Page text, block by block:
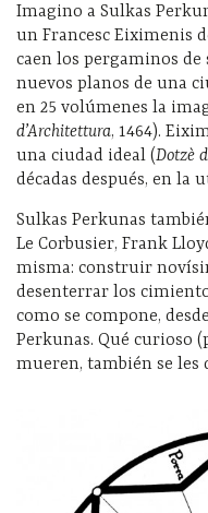
Imagino a Sulkas
un Francesc Eiximenis
caen los pergaminos
nuevos planos de una
en 25 volúmenes la
d’Architettura, 1464).
una ciudad ideal (Dotzè
décadas después, en la
Sulkas Perkunas
Le Corbusier, Frank
misma: construir
desenterrar los
como se compone,
Perkunas. Qué curioso
mueren, también se les